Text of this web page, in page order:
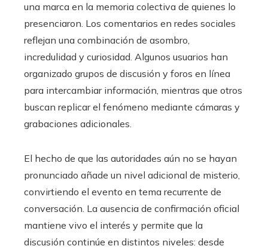
una marca en la memoria colectiva de quienes lo
presenciaron. Los comentarios en redes sociales
reflejan una combinación de asombro,
incredulidad y curiosidad. Algunos usuarios han
organizado grupos de discusión y foros en línea
para intercambiar información, mientras que otros
buscan replicar el fenómeno mediante cámaras y
grabaciones adicionales.
El hecho de que las autoridades aún no se hayan
pronunciado añade un nivel adicional de misterio,
convirtiendo el evento en tema recurrente de
conversación. La ausencia de confirmación oficial
mantiene vivo el interés y permite que la
discusión continúe en distintos niveles: desde